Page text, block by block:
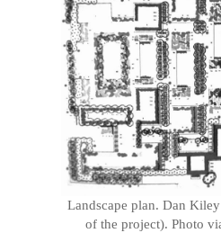
Landscape plan. Dan
of the project). Photo